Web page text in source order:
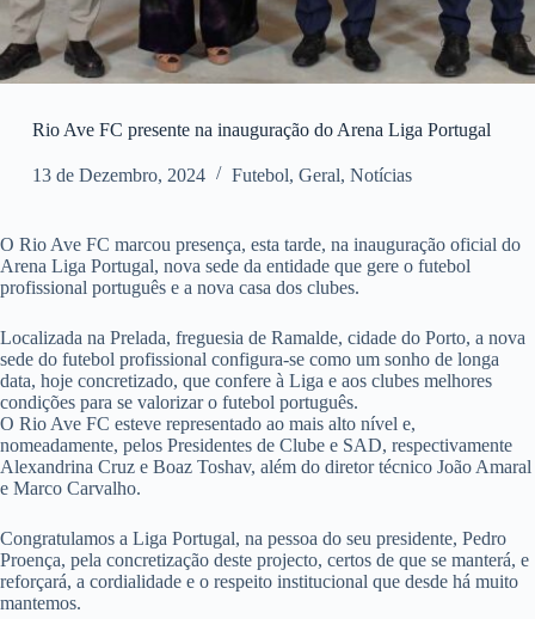
Rio Ave FC presente na inauguração do Arena Liga Portugal
13 de Dezembro, 2024 Futebol, Geral, Notícias
O Rio Ave FC marcou presença, esta tarde, na inauguração oficial do
Arena Liga Portugal, nova sede da entidade que gere o futebol
profissional português e a nova casa dos clubes.
Localizada na Prelada, freguesia de Ramalde, cidade do Porto, a nova
sede do futebol profissional configura-se como um sonho de longa
data, hoje concretizado, que confere à Liga e aos clubes melhores
condições para se valorizar o futebol português.
O Rio Ave FC esteve representado ao mais alto nível e,
nomeadamente, pelos Presidentes de Clube e SAD, respectivamente
Alexandrina Cruz e Boaz Toshav, além do diretor técnico João Amaral
e Marco Carvalho.
Congratulamos a Liga Portugal, na pessoa do seu presidente, Pedro
Proença, pela concretização deste projecto, certos de que se manterá, e
reforçará, a cordialidade e o respeito institucional que desde há muito
mantemos.